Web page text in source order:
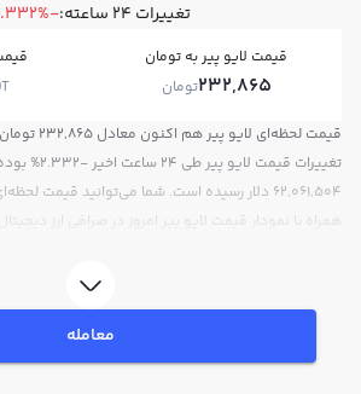
تغییرات ۲۴ ساعته: -2.332%
قیمت لایو پیر به تومان
232,865تومان
تغییرات قیمت
62,061,504 دلار رسیده است. شما می‌توانید قیمت
همراه با نمودار قیمت لایو پیر امروز در صرافی ارز
معامله